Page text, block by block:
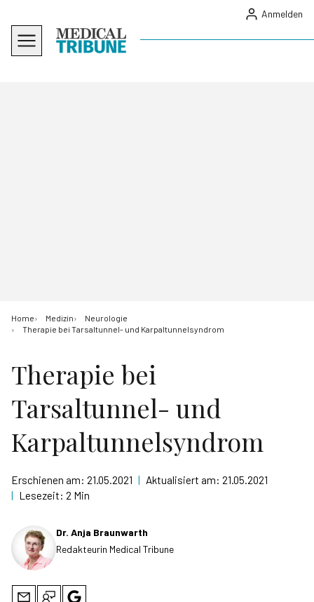
Anmelden
Home Medizin
Neurologie
Therapie bei Tarsaltunnel- und Karpaltunnelsyndrom
Therapie bei
Tarsaltunnel- und
Karpaltunnelsyndrom
Erschienen am: 21.05.2021 | Aktualisiert am: 21.05.2021
| Lesezeit: 2 Min
Dr. Anja Braunwarth
Redakteurin Medical Tribune